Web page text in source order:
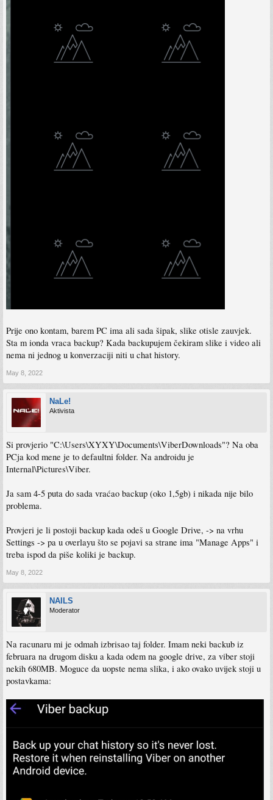
Prije ono kontam, barem PC ima ali sada šipak, slike otisle zauvjek.
Sta m ionda vraca backup? Kada backupujem čekiram slike i video ali
nema ni jednog u konverzaciji niti u chat history.
May 8, 2022
NaLe!
Aktivista
Si provjerio "C:\Users\XYXY\Documents\ViberDownloads"? Na oba
PCja kod mene je to defaultni folder. Na androidu je
Internal\Pictures\Viber.
Ja sam 4-5 puta do sada vraćao backup (oko 1,5gb) i nikada nije bilo
problema.
Provjeri je li postoji backup kada odeš u Google Drive, -> na vrhu
Settings -> pa u overlayu što se pojavi sa strane ima "Manage Apps" i
treba ispod da piše koliki je backup.
May 8, 2022
NAILS
Moderator
Na racunaru mi je odmah izbrisao taj folder. Imam neki backub iz
februara na drugom disku a kada odem na google drive, za viber stoji
nekih 680MB. Moguce da uopste nema slika, i ako ovako uvijek stoji u
postavkama: